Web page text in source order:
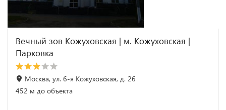
Вечный зов Кожуховская | м. Кожуховская |
Парковка
Москва, ул. 6-я Кожуховская, д. 26
452 м до объекта